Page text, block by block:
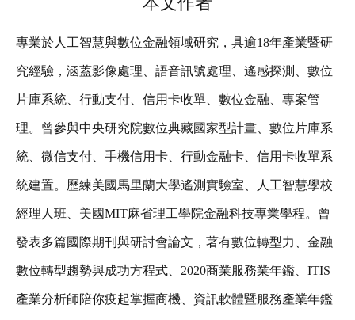
專業於人工智慧與數位金融領域研究，具逾18年產業暨研
究經驗，涵蓋影像處理、語音訊號處理、遙感探測、數位
片庫系統、行動支付、信用卡收單、數位金融、專案管
理。曾參與中央研究院數位典藏國家型計畫、數位片庫系
統、微信支付、手機信用卡、行動金融卡、信用卡收單系
統建置。歷練美國馬里蘭大學遙測實驗室、人工智慧學校
經理人班、美國MIT麻省理工學院金融科技專業學程。曾
發表多篇國際期刊與研討會論文，著有數位轉型力、金融
數位轉型趨勢與成功方程式、2020商業服務業年鑑、ITIS
產業分析師陪你疫起掌握商機、資訊軟體暨服務產業年鑑